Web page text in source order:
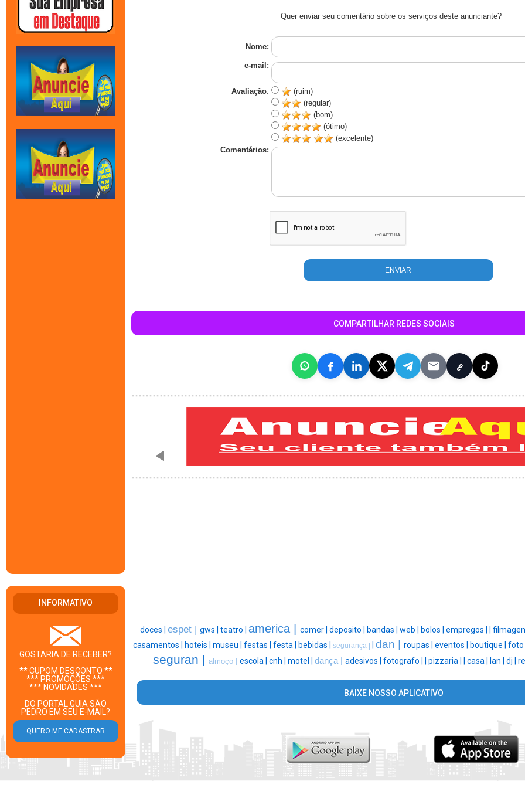
INFORMATIVO
GOSTARIA DE RECEBER?
** CUPOM DESCONTO **
*** PROMOÇÕES ***
*** NOVIDADES ***
DO PORTAL GUIA SÃO
PEDRO EM SEU E-MAIL?
Quer enviar seu comentário sobre os serviços deste anunciante?
Nome:
e-mail:
Avaliação:
(ruim)
(regular)
(bom)
(ótimo)
(excelente)
Comentários:
COMPARTILHAR REDES SOCIAIS
doces | espet | gws | teatro | america | comer | deposito | bandas | web | bolos | empregos |
casamentos |
hoteis | museu | festas | festa | bebidas | segurança | dan | roupas | eventos | boutique |
seguran | almoço | escola | cnh | motel | dança | adesivos | fotografo | pizzaria | casa | lan | dj |
BAIXE NOSSO APLICATIVO